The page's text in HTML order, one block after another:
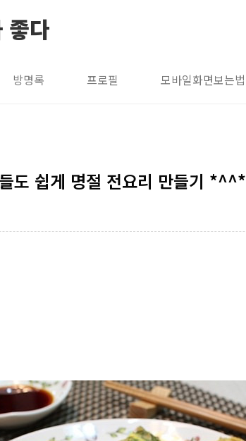
좋다
방명록 프로필 모바일화면보는법
도 쉽게 명절 전요리 만들기 *^^*